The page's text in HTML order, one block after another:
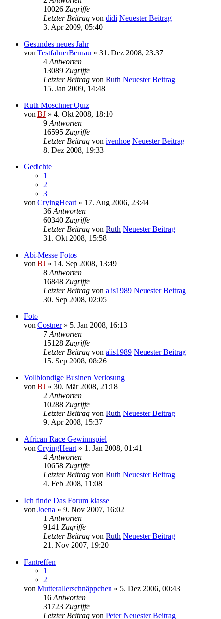
10026 Zugriffe
Letzter Beitrag von didi Neuester Beitrag
3. Apr 2009, 05:40
Gesundes neues Jahr
von TestfahrerBernau » 31. Dez 2008, 23:37
4 Antworten
13089 Zugriffe
Letzter Beitrag von Ruth Neuester Beitrag
15. Jan 2009, 14:48
Ruth Moschner Quiz
von BJ » 4. Okt 2008, 18:10
9 Antworten
16595 Zugriffe
Letzter Beitrag von ivenhoe Neuester Beitrag
8. Dez 2008, 19:33
Gedichte
1
2
3
von CryingHeart » 17. Aug 2006, 23:44
36 Antworten
60340 Zugriffe
Letzter Beitrag von Ruth Neuester Beitrag
31. Okt 2008, 15:58
Abi-Messe Fotos
von BJ » 14. Sep 2008, 13:49
8 Antworten
16848 Zugriffe
Letzter Beitrag von alis1989 Neuester Beitrag
30. Sep 2008, 02:05
Foto
von Costner» 5. Jan 2008, 16:13
7 Antworten
15128 Zugriffe
Letzter Beitrag von alis1989 Neuester Beitrag
15. Sep 2008, 08:26
Vollblondige Businen Verlosung
von BJ » 30. Mär 2008, 21:18
2 Antworten
10288 Zugriffe
Letzter Beitrag von Ruth Neuester Beitrag
9. Apr 2008, 15:37
African Race Gewinnspiel
von CryingHeart » 1. Jan 2008, 01:41
4 Antworten
10658 Zugriffe
Letzter Beitrag von Ruth Neuester Beitrag
4. Feb 2008, 11:08
Ich finde Das Forum klasse
von Joena » 9. Nov 2007, 16:02
1 Antworten
9141 Zugriffe
Letzter Beitrag von Ruth Neuester Beitrag
21. Nov 2007, 19:20
Fantreffen
1
2
von Mutterallerschnäppchen » 5. Dez 2006, 00:43
16 Antworten
31723 Zugriffe
Letzter Beitrag von Peter Neuester Beitrag